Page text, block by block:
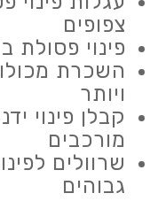
צפופים
פינוי פסולת
ויותר
קבלן פינוי
מורכבים
שרוולים
גבוהים